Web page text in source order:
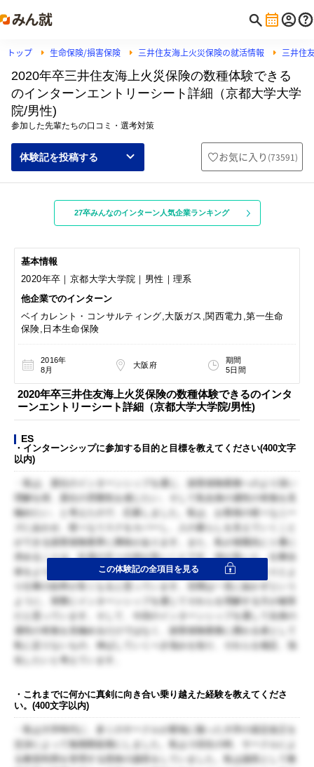
トップ 生命保険/損害保険 三井住友海上火災保険の就活情報 三井住
2020年卒三井住友海上火災保険の数種体験できる
のインターンエントリーシート詳細（京都大学大学
院/男性)
参加した先輩たちの口コミ・選考対策
体験記を投稿する お気に入り (73591)
27卒みんなのインターン人気企業ランキング
基本情報
2020年卒｜京都大学大学院｜男性｜理系
他企業でのインターン
ベイカレント・コンサルティング,大阪ガス,関西電力,第一生命
保険,日本生命保険
2016年
8月
大阪府
期間
5日間
2020年卒三井住友海上火災保険の数種体験できるのインタ
ーンエントリーシート詳細（京都大学大学院/男性)
ES
・インターンシップに参加する目的と目標を教えてください(400文字
以内)
・私は、貴社のインターンシップを通じ、損害保険業務へのより深い
理解を得、貴社の雰囲気を感じたい、そして私自身の適性の有無を見
極めたい、と考えたので、応募しました。私は、お客様の様々なニー
ズにあわせ、様々なリスクをカバーし、人の暮らしを支えていくこと
ができる損害保険業界に興味があります。また、私が就職先に１番に
求めることは、社員の方々の仲が良いことです。仲が良いと、仕事自
体をより楽しめたり、仕事が上手くいかない時にも助け合えたりとよ
り仕事の効率が良くなると思っています。百聞は一見に如かずという
ように、実際にインターンシップを通じてそれらを理解する方が確実
だと思っています。そして、今回のインターンシップを通して自身の
適性の有無を見極めるだけではなく、損害保険業務に携わる者として
私に足りないもの、伸ばしていくべき強みを知り、それらを補足、強
化したいと考えています。
この体験記の全項目を見る
・これまでに何かに真剣に向き合い乗り越えた経験を教えてくださ
い。(400文字以内)
・私は大学時代に、多くのサークルが窮地に陥った大学の規定改正を
交渉によって無期限延期にしました。私は３回生の時、サークルによ
る教室利用を管理する団体の議長をしていました。私は議長として教